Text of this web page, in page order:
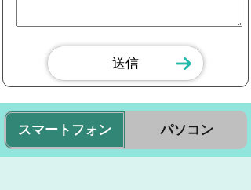
スマートフォン パソコン